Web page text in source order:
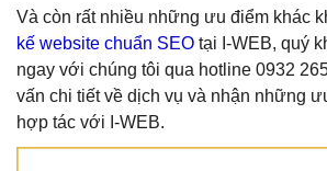
Và còn rất nhiều những ưu điểm khác
kế website chuẩn SEO tại I-WEB, quý
ngay với chúng tôi qua hotline 0932
vấn chi tiết về dịch vụ và nhận những
hợp tác với I-WEB.